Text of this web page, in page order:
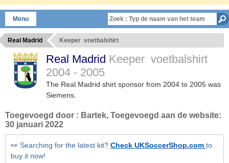
Menu
Real Madrid Keeper voetbalshirt
Real Madrid Keeper voetbalshirt
2004 - 2005
The Real Madrid shirt sponsor from 2004 to 2005 was
Siemens.
Toegevoegd door : Bartek, Toegevoegd aan de website:
30 januari 2022
👀 Searching for the latest kit? Check UKSoccerShop.com to
buy it now!